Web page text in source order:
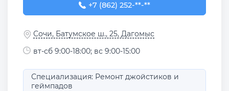
+7 (862) 252-21-14
+7 (862) 252-**-**
Сочи, Батумское ш., 25, Дагомыс
вт-сб 9:00-18:00; вс 9:00-15:00
Специализация: Ремонт джойстиков и
геймпадов